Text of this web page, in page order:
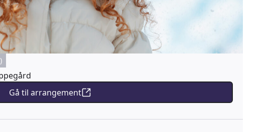
Gå til arrangement